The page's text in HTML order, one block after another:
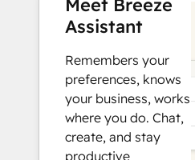
Meet Breeze
Assistant
Remembers your
preferences, knows
your business, works
where you do. Chat,
create, and stay
productive